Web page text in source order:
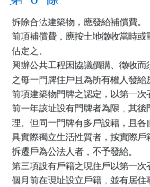
拆除合法建築物，應發給補償費。
前項補償費，應按土地徵收當時
估定之。
興辦公共工程因協議價購、徵收
之每一門牌住戶且為所有權人發給
前項建築物門牌之認定，以第一次
前一年該址設有門牌者為限，其
理。但同一門牌有多戶設籍，且各
具實際獨立生活性質者，按實際戶
拆遷戶為公法人者，不予發給。
第三項設有戶籍之現住戶以第一
個月前在現址設立戶籍，並有居住